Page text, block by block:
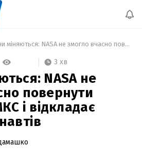
Плани міняються: NASA не змогло вчасно повернути туристів з МКС і відкладає політ астронавтів
3 хв
NASA не
повернути
і відкладає